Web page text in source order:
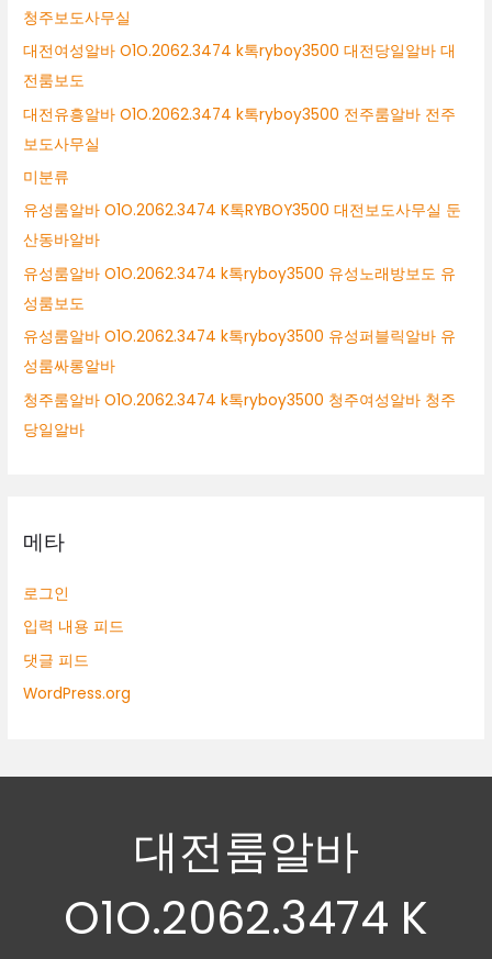
청주보도사무실
대전여성알바 O1O.2062.3474 k톡ryboy3500 대전당일알바 대
전룸보도
대전유흥알바 O1O.2062.3474 k톡ryboy3500 전주룸알바 전주
보도사무실
미분류
유성룸알바 O1O.2062.3474 K톡RYBOY3500 대전보도사무실 둔
산동바알바
유성룸알바 O1O.2062.3474 k톡ryboy3500 유성노래방보도 유
성룸보도
유성룸알바 O1O.2062.3474 k톡ryboy3500 유성퍼블릭알바 유
성룸싸롱알바
청주룸알바 O1O.2062.3474 k톡ryboy3500 청주여성알바 청주
당일알바
메타
로그인
입력 내용 피드
댓글 피드
WordPress.org
대전룸알바
O1O.2062.3474 K